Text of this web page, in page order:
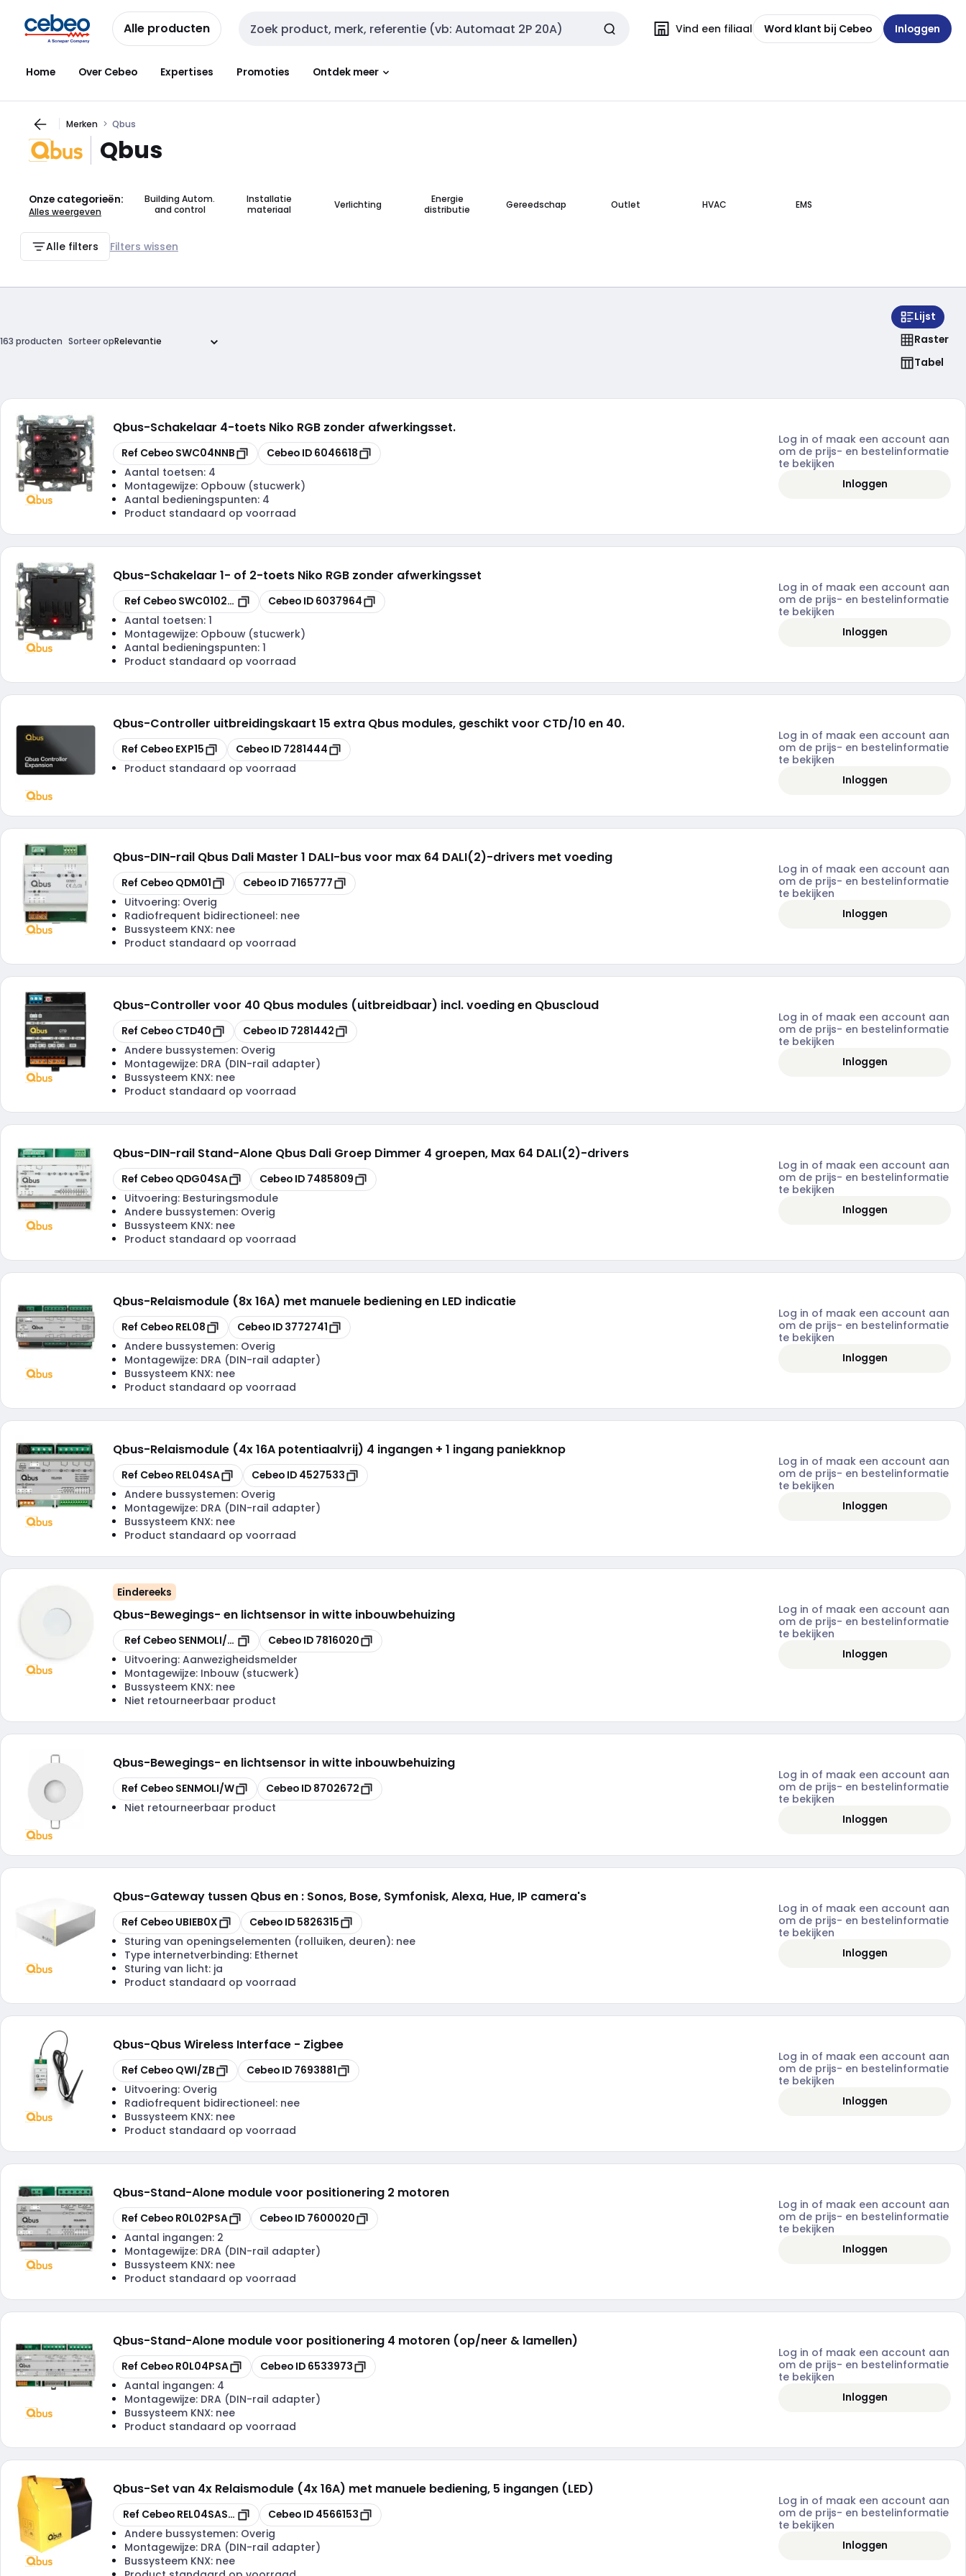
naar
navigatie
naar
inhoud
Alle producten Zoekveld invoer Vind een filiaal Word klant bij Cebeo Inloggen
Home Over Cebeo Expertises Promoties Ontdek meer
Merken Qbus
Qbus
Onze categorieën:
Alles weergeven
Building Autom.
and control
Installatie
materiaal
Verlichting
Energie
distributie
Gereedschap Outlet HVAC EMS
Alle filters Filters wissen
163 producten Sorteer op
Lijst
Raster
Tabel
Qbus-Schakelaar 4-toets Niko RGB zonder afwerkingsset.
Kopiëren
Ref Cebeo SWC04NNB Kopiëren
Cebeo ID 6046618
Aantal toetsen: 4
Montagewijze: Opbouw (stucwerk)
Aantal bedieningspunten: 4
Product standaard op voorraad
Log in of maak een account aan
om de prijs- en bestelinformatie
te bekijken
Inloggen
Qbus-Schakelaar 1- of 2-toets Niko RGB zonder afwerkingsset
Kopiëren
Ref Cebeo SWC0102NNB Kopiëren
Cebeo ID 6037964
Aantal toetsen: 1
Montagewijze: Opbouw (stucwerk)
Aantal bedieningspunten: 1
Product standaard op voorraad
Log in of maak een account aan
om de prijs- en bestelinformatie
te bekijken
Inloggen
Qbus-Controller uitbreidingskaart 15 extra Qbus modules, geschikt voor CTD/10 en 40.
Kopiëren
Ref Cebeo EXP15 Kopiëren
Cebeo ID 7281444
Product standaard op voorraad
Log in of maak een account aan
om de prijs- en bestelinformatie
te bekijken
Inloggen
Qbus-DIN-rail Qbus Dali Master 1 DALI-bus voor max 64 DALI(2)-drivers met voeding
Kopiëren
Ref Cebeo QDM01 Kopiëren
Cebeo ID 7165777
Uitvoering: Overig
Radiofrequent bidirectioneel: nee
Bussysteem KNX: nee
Product standaard op voorraad
Log in of maak een account aan
om de prijs- en bestelinformatie
te bekijken
Inloggen
Qbus-Controller voor 40 Qbus modules (uitbreidbaar) incl. voeding en Qbuscloud
Kopiëren
Ref Cebeo CTD40 Kopiëren
Cebeo ID 7281442
Andere bussystemen: Overig
Montagewijze: DRA (DIN-rail adapter)
Bussysteem KNX: nee
Product standaard op voorraad
Log in of maak een account aan
om de prijs- en bestelinformatie
te bekijken
Inloggen
Qbus-DIN-rail Stand-Alone Qbus Dali Groep Dimmer 4 groepen, Max 64 DALI(2)-drivers
Kopiëren
Ref Cebeo QDG04SA Kopiëren
Cebeo ID 7485809
Uitvoering: Besturingsmodule
Andere bussystemen: Overig
Bussysteem KNX: nee
Product standaard op voorraad
Log in of maak een account aan
om de prijs- en bestelinformatie
te bekijken
Inloggen
Qbus-Relaismodule (8x 16A) met manuele bediening en LED indicatie
Kopiëren
Ref Cebeo REL08 Kopiëren
Cebeo ID 3772741
Andere bussystemen: Overig
Montagewijze: DRA (DIN-rail adapter)
Bussysteem KNX: nee
Product standaard op voorraad
Log in of maak een account aan
om de prijs- en bestelinformatie
te bekijken
Inloggen
Qbus-Relaismodule (4x 16A potentiaalvrij) 4 ingangen + 1 ingang paniekknop
Kopiëren
Ref Cebeo REL04SA Kopiëren
Cebeo ID 4527533
Andere bussystemen: Overig
Montagewijze: DRA (DIN-rail adapter)
Bussysteem KNX: nee
Product standaard op voorraad
Log in of maak een account aan
om de prijs- en bestelinformatie
te bekijken
Inloggen
Eindereeks
Qbus-Bewegings- en lichtsensor in witte inbouwbehuizing
Kopiëren
Ref Cebeo SENMOLI/RW Kopiëren
Cebeo ID 7816020
Uitvoering: Aanwezigheidsmelder
Montagewijze: Inbouw (stucwerk)
Bussysteem KNX: nee
Niet retourneerbaar product
Log in of maak een account aan
om de prijs- en bestelinformatie
te bekijken
Inloggen
Qbus-Bewegings- en lichtsensor in witte inbouwbehuizing
Kopiëren
Ref Cebeo SENMOLI/W Kopiëren
Cebeo ID 8702672
Niet retourneerbaar product
Log in of maak een account aan
om de prijs- en bestelinformatie
te bekijken
Inloggen
Qbus-Gateway tussen Qbus en : Sonos, Bose, Symfonisk, Alexa, Hue, IP camera's
Kopiëren
Ref Cebeo UBIEB0X Kopiëren
Cebeo ID 5826315
Sturing van openingselementen (rolluiken, deuren): nee
Type internetverbinding: Ethernet
Sturing van licht: ja
Product standaard op voorraad
Log in of maak een account aan
om de prijs- en bestelinformatie
te bekijken
Inloggen
Qbus-Qbus Wireless Interface - Zigbee
Kopiëren
Ref Cebeo QWI/ZB Kopiëren
Cebeo ID 7693881
Uitvoering: Overig
Radiofrequent bidirectioneel: nee
Bussysteem KNX: nee
Product standaard op voorraad
Log in of maak een account aan
om de prijs- en bestelinformatie
te bekijken
Inloggen
Qbus-Stand-Alone module voor positionering 2 motoren
Kopiëren
Ref Cebeo R0L02PSA Kopiëren
Cebeo ID 7600020
Aantal ingangen: 2
Montagewijze: DRA (DIN-rail adapter)
Bussysteem KNX: nee
Product standaard op voorraad
Log in of maak een account aan
om de prijs- en bestelinformatie
te bekijken
Inloggen
Qbus-Stand-Alone module voor positionering 4 motoren (op/neer & lamellen)
Kopiëren
Ref Cebeo R0L04PSA Kopiëren
Cebeo ID 6533973
Aantal ingangen: 4
Montagewijze: DRA (DIN-rail adapter)
Bussysteem KNX: nee
Product standaard op voorraad
Log in of maak een account aan
om de prijs- en bestelinformatie
te bekijken
Inloggen
Qbus-Set van 4x Relaismodule (4x 16A) met manuele bediening, 5 ingangen (LED)
Kopiëren
Ref Cebeo REL04SASET4 Kopiëren
Cebeo ID 4566153
Andere bussystemen: Overig
Montagewijze: DRA (DIN-rail adapter)
Bussysteem KNX: nee
Log in of maak een account aan
om de prijs- en bestelinformatie
te bekijken
Inloggen